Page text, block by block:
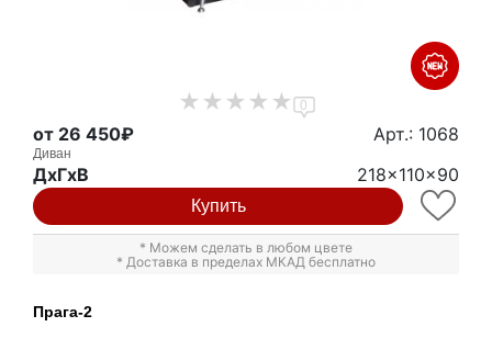
0
от 26 450₽ Арт.: 1068
Диван
ДxГxВ 218x110x90
Купить
* Можем сделать в любом цвете
* Доставка в пределах МКАД бесплатно
Прага-2